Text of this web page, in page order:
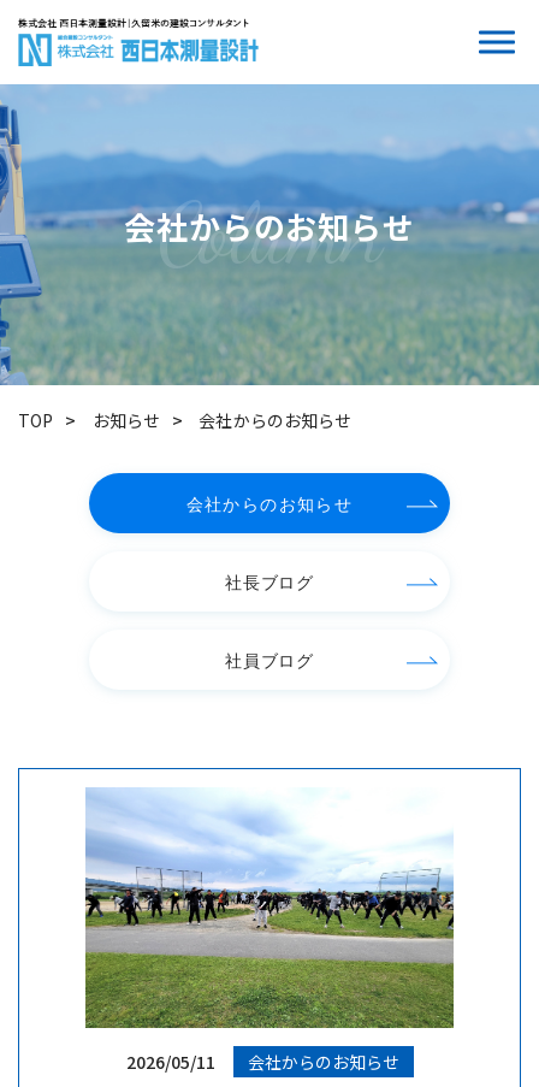
会社からのお知らせ
TOP お知らせ 会社からのお知らせ
会社からのお知らせ
社長ブログ
社員ブログ
2026/05/11 会社からのお知らせ